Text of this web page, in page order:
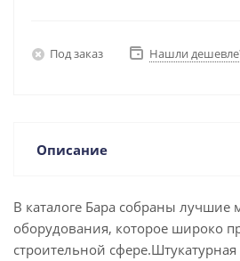
Под заказ Нашли
Описание
В каталоге Бара собраны лучшие
оборудования, которое широко
строительной сфере.Штукатурная